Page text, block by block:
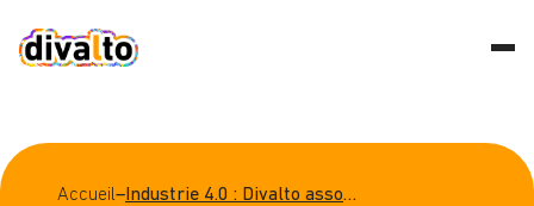
Accueil– Industrie 4.0 : Divalto associe son CRM divalto weavy à l'IoT de dDruid